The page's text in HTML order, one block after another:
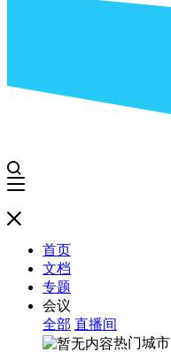
首页
文档
专题
会议
全部 直播间
热门城市